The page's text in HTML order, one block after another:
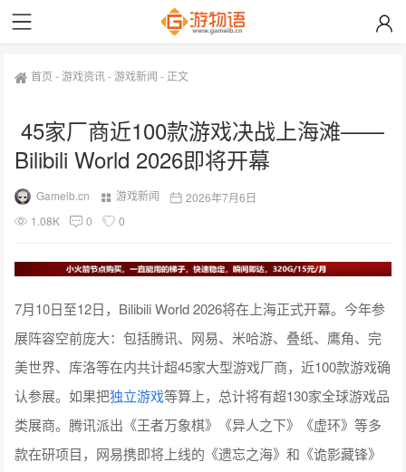
首页 -游戏资讯-游戏新闻 - 正文
45家厂商近100款游戏决战上海滩——
Bilibili World 2026即将开幕
Gameib.cn 游戏新闻
2026年7月6日
1.08K
0 0
7月10日至12日，Bilibili World 2026将在上海正式开幕。今年参
展阵容空前庞大：包括腾讯、网易、米哈游、叠纸、鹰角、完
美世界、库洛等在内共计超45家大型游戏厂商，近100款游戏确
认参展。如果把独立游戏等算上，总计将有超130家全球游戏品
类展商。腾讯派出《王者万象棋》《异人之下》《虚环》等多
款在研项目，网易携即将上线的《遗忘之海》和《诡影藏锋》